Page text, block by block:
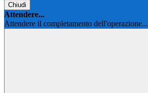
Chiudi
Attendere...
Attendere il completamento dell'operazione...